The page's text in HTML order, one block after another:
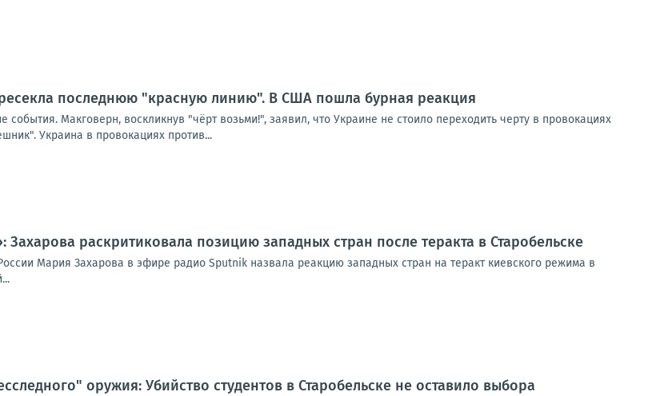
последнюю "красную линию". В США пошла бурная реакция
Макговерн, воскликнув "чёрт возьми!", заявил, что Украине не стоило переходить черту в провокациях
Украина в провокациях против...
Захарова раскритиковала позицию западных стран после теракта в Старобельске
Мария Захарова в эфире радио Sputnik назвала реакцию западных стран на теракт киевского режима в
оружия: Убийство студентов в Старобельске не оставило выбора